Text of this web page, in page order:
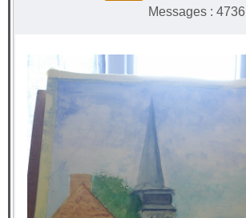
Messages : 4736